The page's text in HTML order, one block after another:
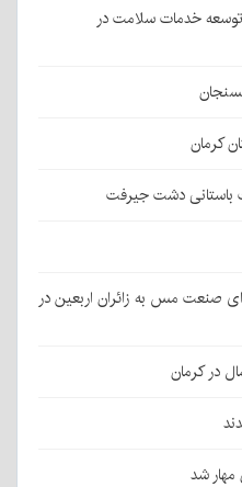
خدمات سلامت در
کرمان
باستانی دشت جیرفت
صنعت مس به زائران اربعین در
در کرمان
شد